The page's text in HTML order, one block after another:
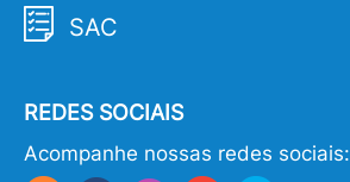
SAC
REDES SOCIAIS
Acompanhe nossas redes sociais: